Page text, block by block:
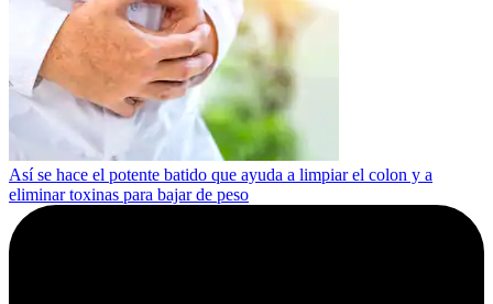
Así se hace el potente batido que ayuda a limpiar el colon y a
eliminar toxinas para bajar de peso